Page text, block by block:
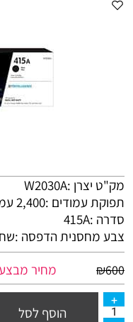
מק"ט יצרן :W2030A
תפוקת עמודים :2,400 עמודים
סדרה :415A
צבע מחסנית הדפסה
₪600 מחיר
הוסף לסל